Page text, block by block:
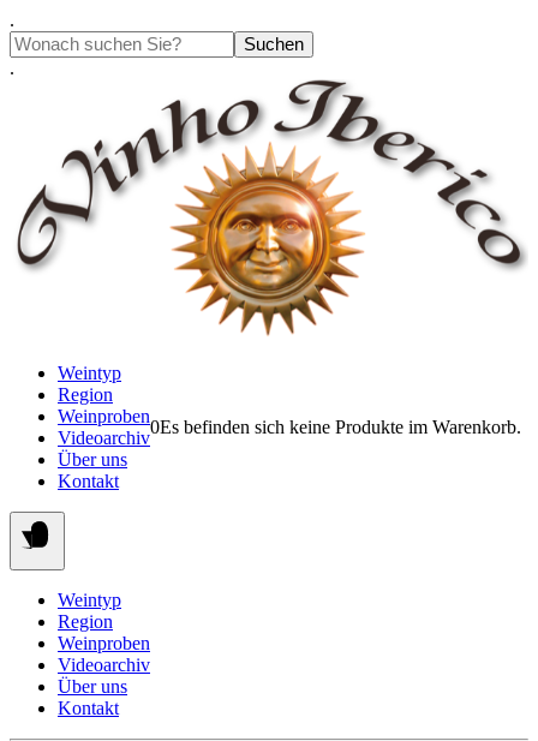
zum
Inhalt
.
Suchen
.
Weintyp
Region
Weinproben
Videoarchiv
Über uns
Kontakt
0Es befinden sich keine Produkte im Warenkorb.
Weintyp
Region
Weinproben
Videoarchiv
Über uns
Kontakt